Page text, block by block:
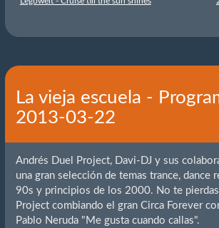
La vieja escuela -
2013-03-22
Andrés Duel Project, Davi-DJ y sus
una gran selección de temas trance, dance
90s y principios de los 2000. No te
Project combiando el gran Circa Forever
Pablo Neruda "Me gusta cuando callas".